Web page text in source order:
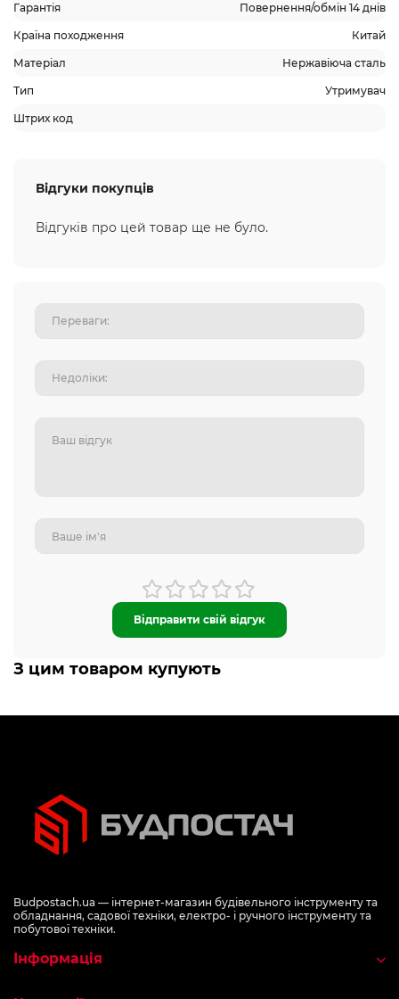
Гарантія Повернення/обмін 14 днів
Країна походження Китай
Матеріал Нержавіюча сталь
Тип Утримувач
Штрих код
Відгуки покупців
Відгуків про цей товар ще не було.
Відправити свій відгук
З цим товаром купують
Budpostach.ua — інтернет-магазин будівельного інструменту та
обладнання, садової техніки, електро- і ручного інструменту та
побутової техніки.
Інформація